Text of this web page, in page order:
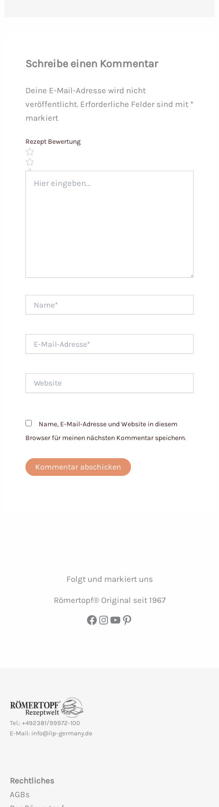
Schreibe einen Kommentar
Deine E-Mail-Adresse wird nicht
veröffentlicht. Erforderliche Felder sind mit *
markiert
Rezept Bewertung
eingeben…
Mail-
Name, E-Mail-Adresse und Website in diesem
Browser für meinen nächsten Kommentar speichern.
Folgt und markiert uns
Römertopf® Original seit 1967
Facebook
Instagram
YouTube
Pinterest
Tel.: +492381/99972-100
E-Mail: info@ilp-germany.de
Rechtliches
AGBs